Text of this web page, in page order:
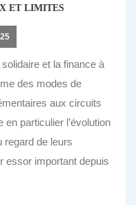
ET LIMITES
et la finance à
des modes de
aux circuits
particulier l’évolution
regard de leurs
essor important depuis